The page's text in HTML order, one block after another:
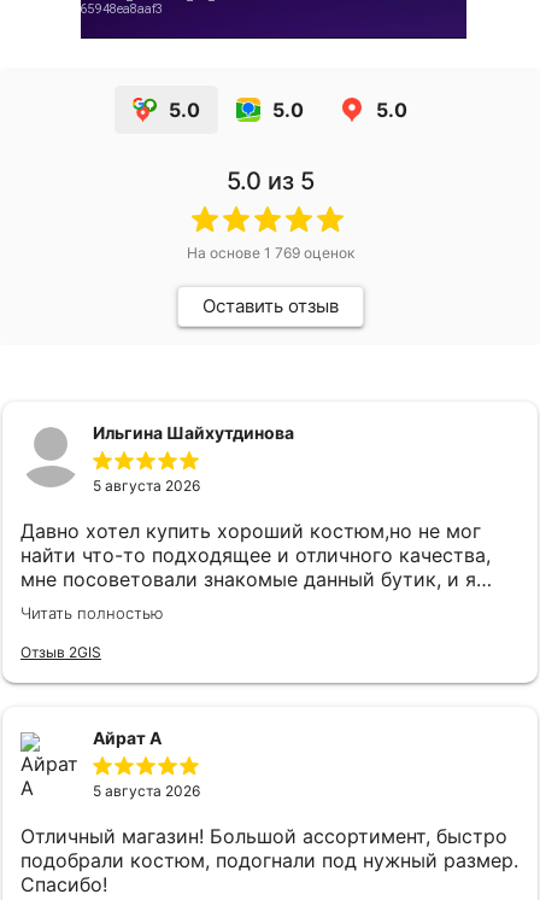
5.0 5.0 5.0
5.0 из 5
На основе 1 769оценок
Оставить отзыв
Ильгина Шайхутдинова
5 августа 2026
Давно хотел купить хороший костюм,но не мог
найти что-то подходящее и отличного качества,
мне посоветовали знакомые данный бутик, и я
удивился огромному выбору костюмов и при этом
качественного.Как зашел консультант Карина
встретила очень вежливо и сразу
Читать полностью
Отзыв 2GIS
Айрат А
5 августа 2026
Отличный магазин! Большой ассортимент, быстро
подобрали костюм, подогнали под нужный размер.
Спасибо!